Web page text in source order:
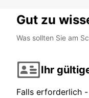
Gut zu
Was sollten Sie am
Ihr
Falls erforderlich